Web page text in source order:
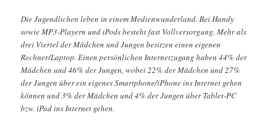
Die Jugendlichen leben in einem Medienwunderland. Bei Handy
sowie MP3-Playern und iPods besteht fast Vollversorgung. Mehr als
drei Viertel der Mädchen und Jungen besitzen einen eigenen
Rechner/Laptop. Einen persönlichen Internetzugang haben 44% der
Mädchen und 46% der Jungen, wobei 22% der Mädchen und 27%
der Jungen über ein eigenes Smartphone/iPhone ins Internet gehen
können und 3% der Mädchen und 4% der Jungen über Tablet-PC
bzw. iPad ins Internet gehen.